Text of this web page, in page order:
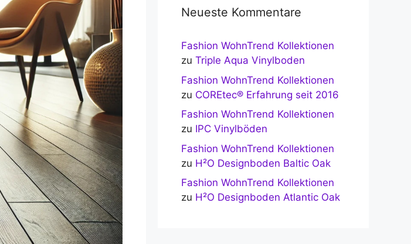
Neueste Kommentare
Fashion WohnTrend Kollektionen
zu Triple Aqua Vinylboden
Fashion WohnTrend Kollektionen
zu COREtec® Erfahrung seit 2016
Fashion WohnTrend Kollektionen
zu IPC Vinylböden
Fashion WohnTrend Kollektionen
zu H²O Designboden Baltic Oak
Fashion WohnTrend Kollektionen
zu H²O Designboden Atlantic Oak